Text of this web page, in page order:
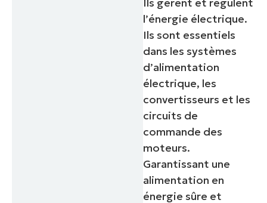
Ils gèrent et régulent
l’énergie électrique.
Ils sont essentiels
dans les systèmes
d’alimentation
électrique, les
convertisseurs et les
circuits de
commande des
moteurs.
Garantissant une
alimentation en
énergie sûre et